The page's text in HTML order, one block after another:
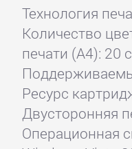
Технология
Количество
печати (А4): 20
Ресурс
Двусторонняя
Операционная